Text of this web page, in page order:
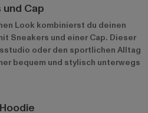
Cap
Look kombinierst du deinen
Sneakers und einer Cap. Dieser
oder den sportlichen Alltag
bequem und stylisch unterwegs